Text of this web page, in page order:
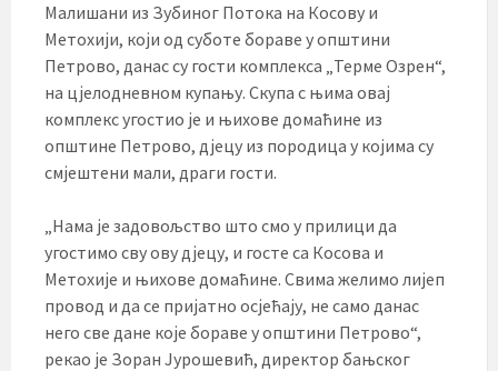
Малишани из Зубиног Потока на Косову и
Метохији, који од суботе бораве у општини
Петрово, данас су гости комплекса „Терме Озрен“,
на цјелодневном купању. Скупа с њима овај
комплекс угостио је и њихове домаћине из
општине Петрово, дјецу из породица у којима су
смјештени мали, драги гости.
„Нама је задовољство што смо у прилици да
угостимо сву ову дјецу, и госте са Косова и
Метохије и њихове домаћине. Свима желимо лијеп
провод и да се пријатно осјећају, не само данас
него све дане које бораве у општини Петрово“,
рекао је Зоран Јурошевић, директор бањског